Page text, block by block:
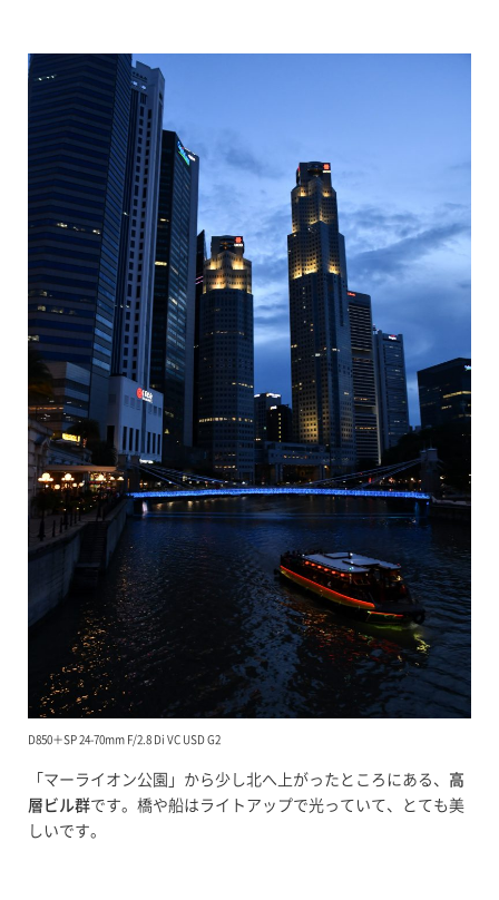
D850＋SP 24-70mm F/2.8 Di VC USD G2
「マーライオン公園」から少し北へ上がったところにある、 高
層ビル群です。橋や船はライトアップで光っていて、とても美
しいです。